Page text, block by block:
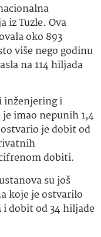
iz Tuzle. Ova
oko 893
više nego godinu
na 114 hiljada
inženjering i
imao nepunih 1,4
je dobit od
dobiti.
su još
koje je ostvarilo
dobit od 34 hiljade